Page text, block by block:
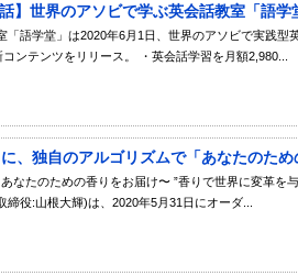
】世界のアソビで学ぶ英会話教室「語
「語学堂」は2020年6月1日、世界のアソビで実践
ンテンツをリリース。 ・英会話学習を月額2,980...
、独自のアルゴリズムで「あなたのた
なたのための香りをお届け〜 ”香りで世界に変革を
役:山根大輝)は、2020年5月31日にオーダ...